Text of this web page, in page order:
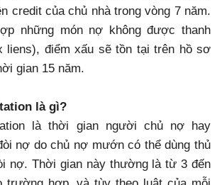
credit của chủ nhà trong vòng 7 năm.
những món nợ không được thanh
liens), điểm xấu sẽ tồn tại trên hồ sơ
gian 15 năm.
là gì?
là thời gian người chủ nợ hay
nợ do chủ nợ mướn có thể dùng thủ
nợ. Thời gian này thường là từ 3 đến